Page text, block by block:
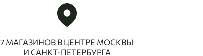
7 МАГАЗИНОВ В ЦЕНТРЕ МОСКВЫ
И САНКТ-ПЕТЕРБУРГА